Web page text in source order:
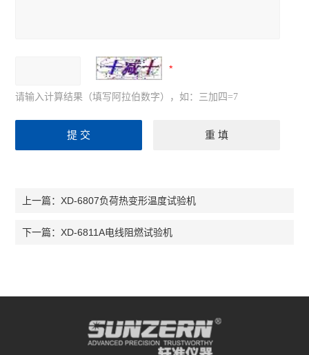
请输入计算结果（填写阿拉伯数字），如：三加四=7
上一篇：XD-6807负荷热变形温度试验机
下一篇：XD-6811A电线阻燃试验机